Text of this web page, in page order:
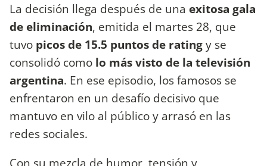
La decisión llega después de una exitosa gala
de eliminación, emitida el martes 28, que
tuvo picos de 15.5 puntos de ratingy se
consolidó como lo más visto de la televisión
argentina. En ese episodio, los famosos se
enfrentaron en un desafío decisivo que
mantuvo en vilo al público y arrasó en las
redes sociales.